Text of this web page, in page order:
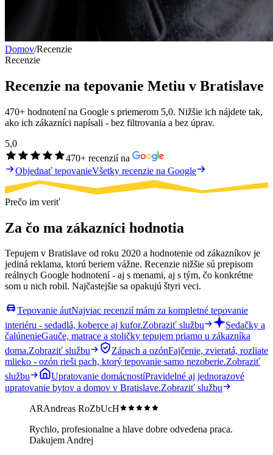
Domov/Recenzie
Recenzie
Recenzie na tepovanie Metiu v Bratislave
470+ hodnotení na Google s priemerom 5,0. Nižšie ich nájdete tak,
ako ich zákazníci napísali - bez filtrovania a bez úprav.
5,0
470+ recenzií na
Objednať tepovanieVšetky recenzie na Google
Prečo im veriť
Za čo ma zákazníci hodnotia
Tepujem v Bratislave od roku 2020 a hodnotenie od zákazníkov je
jediná reklama, ktorú beriem vážne. Recenzie nižšie sú prepisom
reálnych Google hodnotení - aj s menami, aj s tým, čo konkrétne
som u nich robil. Najčastejšie sa opakujú štyri veci.
Tepovanie áutNajviac recenzií mám za kompletné tepovanie
interiéru - sedadlá, koberce aj kufor.Zobraziť službu
Sedačky a
čalúnenieGauče, matrace a stoličky tepujem priamo u zákazníka
doma.Zobraziť službu Zápach a ozónFajčenie, zvieratá, rozliate
mlieko - ozón rieši pach, ktorý tepovanie samo nezoberie.Zobraziť
službu
Upratovanie domácnostíPravidelné aj jednorazové
upratovanie bytov a domov v Bratislave.Zobraziť službu
ARAndreas RoZbUcH
Rychlo, profesionalne a hlave dobre odvedena praca.
Dakujem Andrej